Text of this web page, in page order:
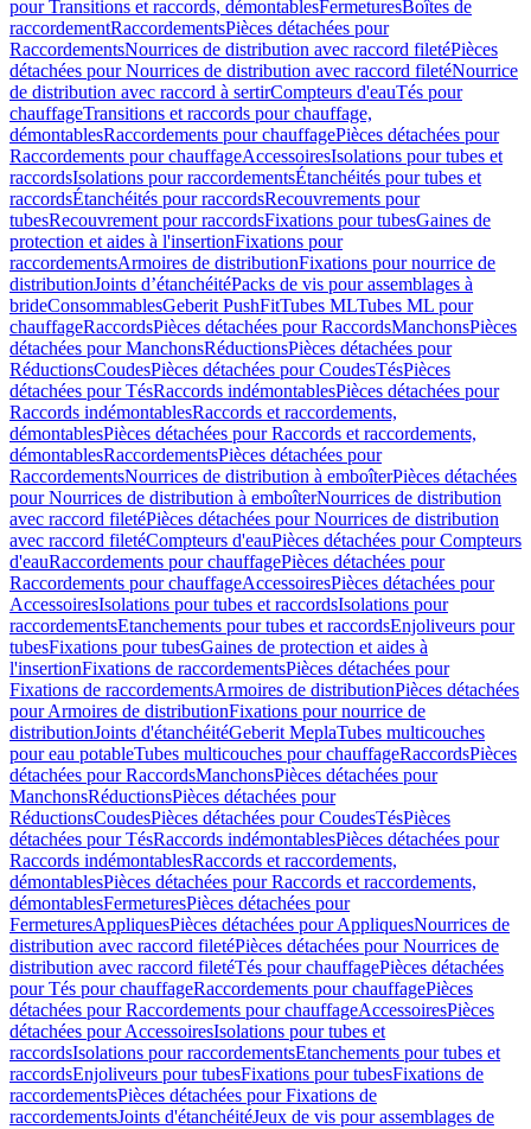
pour Transitions et raccords, démontablesFermeturesBoîtes de
raccordementRaccordementsPièces détachées pour
RaccordementsNourrices de distribution avec raccord filetéPièces
détachées pour Nourrices de distribution avec raccord filetéNourrice
de distribution avec raccord à sertirCompteurs d'eauTés pour
chauffageTransitions et raccords pour chauffage,
démontablesRaccordements pour chauffagePièces détachées pour
Raccordements pour chauffageAccessoiresIsolations pour tubes et
raccordsIsolations pour raccordementsÉtanchéités pour tubes et
raccordsÉtanchéités pour raccordsRecouvrements pour
tubesRecouvrement pour raccordsFixations pour tubesGaines de
protection et aides à l'insertionFixations pour
raccordementsArmoires de distributionFixations pour nourrice de
distributionJoints d’étanchéitéPacks de vis pour assemblages à
brideConsommablesGeberit PushFitTubes MLTubes ML pour
chauffageRaccordsPièces détachées pour RaccordsManchonsPièces
détachées pour ManchonsRéductionsPièces détachées pour
RéductionsCoudesPièces détachées pour CoudesTésPièces
détachées pour TésRaccords indémontablesPièces détachées pour
Raccords indémontablesRaccords et raccordements,
démontablesPièces détachées pour Raccords et raccordements,
démontablesRaccordementsPièces détachées pour
RaccordementsNourrices de distribution à emboîterPièces détachées
pour Nourrices de distribution à emboîterNourrices de distribution
avec raccord filetéPièces détachées pour Nourrices de distribution
avec raccord filetéCompteurs d'eauPièces détachées pour Compteurs
d'eauRaccordements pour chauffagePièces détachées pour
Raccordements pour chauffageAccessoiresPièces détachées pour
AccessoiresIsolations pour tubes et raccordsIsolations pour
raccordementsEtanchements pour tubes et raccordsEnjoliveurs pour
tubesFixations pour tubesGaines de protection et aides à
l'insertionFixations de raccordementsPièces détachées pour
Fixations de raccordementsArmoires de distributionPièces détachées
pour Armoires de distributionFixations pour nourrice de
distributionJoints d'étanchéitéGeberit MeplaTubes multicouches
pour eau potableTubes multicouches pour chauffageRaccordsPièces
détachées pour RaccordsManchonsPièces détachées pour
ManchonsRéductionsPièces détachées pour
RéductionsCoudesPièces détachées pour CoudesTésPièces
détachées pour TésRaccords indémontablesPièces détachées pour
Raccords indémontablesRaccords et raccordements,
démontablesPièces détachées pour Raccords et raccordements,
démontablesFermeturesPièces détachées pour
FermeturesAppliquesPièces détachées pour AppliquesNourrices de
distribution avec raccord filetéPièces détachées pour Nourrices de
distribution avec raccord filetéTés pour chauffagePièces détachées
pour Tés pour chauffageRaccordements pour chauffagePièces
détachées pour Raccordements pour chauffageAccessoiresPièces
détachées pour AccessoiresIsolations pour tubes et
raccordsIsolations pour raccordementsEtanchements pour tubes et
raccordsEnjoliveurs pour tubesFixations pour tubesFixations de
raccordementsPièces détachées pour Fixations de
raccordementsJoints d'étanchéitéJeux de vis pour assemblages de